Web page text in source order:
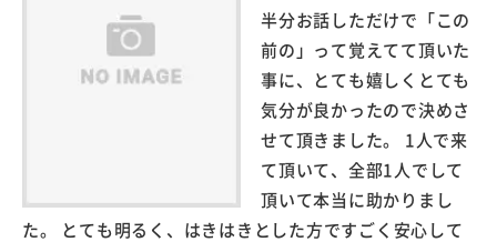
半分お話しただけで「この
前の」って覚えてて頂いた
事に、とても嬉しくとても
気分が良かったので決めさ
せて頂きました。 1人で来
て頂いて、全部1人でして
頂いて本当に助かりまし
た。 とても明るく、はきはきとした方ですごく安心して